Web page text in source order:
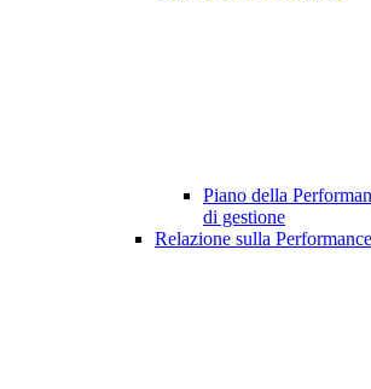
Piano della
di gestione
Relazione sulla Performance